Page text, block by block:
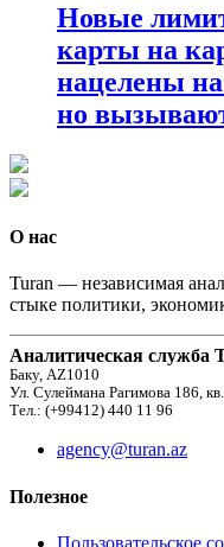
Новые
карты на
нацелены
но
О нас
Turan — независимая
стыке политики,
Аналитическая служба
Баку, AZ1010
Ул. Сулеймана Рагимова 186,
Тел.: (+99412) 440 11 96
agency@turan.az
Полезное
Пользовательское